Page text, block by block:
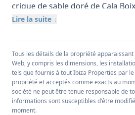
crique de sable doré de Cala
propriété extraordinaire,
unique, offrant un mélange de
d'originalité vraiment inégalé.
Cette propriété se distingue par
convoité au sommet d'une
Lire la suite ↓
Tous les détails de la propriété
Web, y compris les dimensions, les
tels que fournis à tout Ibiza Properties par
propriété et acceptés comme exacts au
société ne peut être tenue responsable de
informations sont susceptibles d'être
moment.